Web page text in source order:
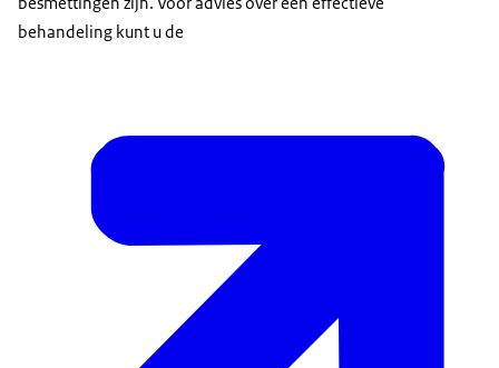
behandeling kunt u de